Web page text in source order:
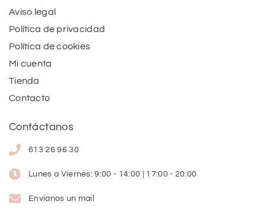
Aviso legal
Política de privacidad
Política de cookies
Mi cuenta
Tienda
Contacto
Contáctanos
613 26 96 30
Lunes a Viernes: 9:00 - 14:00 | 17:00 - 20:00
Envíanos un mail